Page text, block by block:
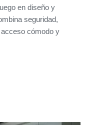
en diseño y
seguridad,
cómodo y